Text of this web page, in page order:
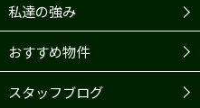
私達の強み
おすすめ物件
スタッフブログ